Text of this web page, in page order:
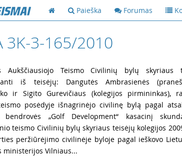
Paieška Forumas
3K-3-165/2010
Aukščiausiojo Teismo Civilinių bylų skyriaus
iš teisėjų: Dangutės Ambrasienės
ir Sigito Gurevičiaus (kolegijos pirmininkas),
posėdyje išnagrinėjo civilinę bylą pagal
bendrovės „Golf Development“ kasacinį
teismo Civilinių bylų skyriaus teisėjų kolegijos
peržiūrėjimo civilinėje byloje pagal ieškovo
ministerijos Vilniaus...